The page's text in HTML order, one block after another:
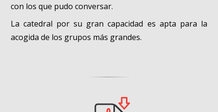
con los que pudo conversar.
La catedral por su gran capacidad es apta para la
acogida de los grupos más grandes.